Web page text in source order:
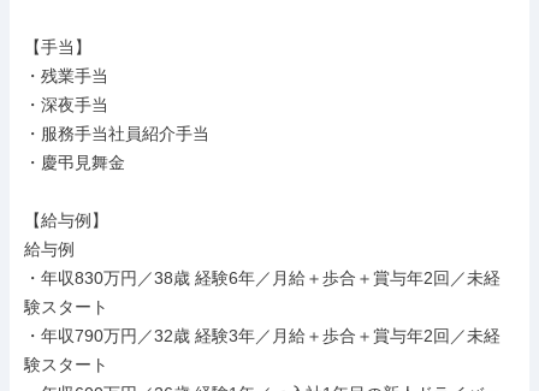
【手当】
・残業手当
・深夜手当
・服務手当社員紹介手当
・慶弔見舞金
【給与例】
給与例
・年収830万円／38歳 経験6年／月給＋歩合＋賞与年2回／未経
験スタート
・年収790万円／32歳 経験3年／月給＋歩合＋賞与年2回／未経
験スタート